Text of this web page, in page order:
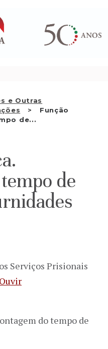
e Outras
Função
de...
de
Serviços Prisionais
Ouvir
do tempo de